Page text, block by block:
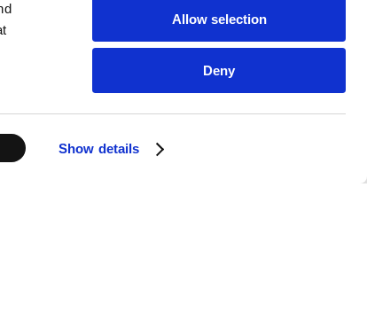
Show details
Allow selection
Deny
I agree